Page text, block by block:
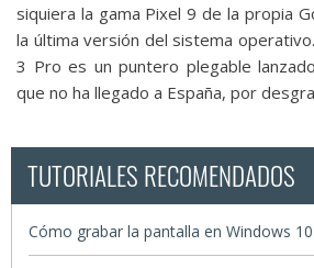
siquiera la gama Pixel 9 de la propia
la última versión del sistema
3 Pro es un puntero plegable
que no ha llegado a España, por
TUTORIALES RECOMENDADOS
Cómo grabar la pantalla en Windows 10